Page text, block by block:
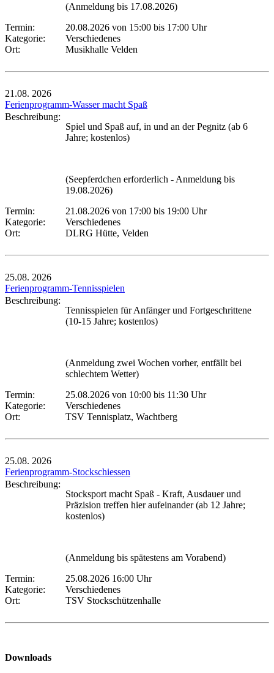
(Anmeldung bis 17.08.2026)
Termin:
20.08.2026 von 15:00 bis 17:00 Uhr
Kategorie:
Verschiedenes
Ort:
Musikhalle Velden
21.08. 2026
Ferienprogramm-Wasser macht Spaß
Beschreibung:
Spiel und Spaß auf, in und an der Pegnitz (ab 6
Jahre; kostenlos)
(Seepferdchen erforderlich - Anmeldung bis
19.08.2026)
Termin:
21.08.2026 von 17:00 bis 19:00 Uhr
Kategorie:
Verschiedenes
Ort:
DLRG Hütte, Velden
25.08. 2026
Ferienprogramm-Tennisspielen
Beschreibung:
Tennisspielen für Anfänger und Fortgeschrittene
(10-15 Jahre; kostenlos)
(Anmeldung zwei Wochen vorher, entfällt bei
schlechtem Wetter)
Termin:
25.08.2026 von 10:00 bis 11:30 Uhr
Kategorie:
Verschiedenes
Ort:
TSV Tennisplatz, Wachtberg
25.08. 2026
Ferienprogramm-Stockschiessen
Beschreibung:
Stocksport macht Spaß - Kraft, Ausdauer und
Präzision treffen hier aufeinander (ab 12 Jahre;
kostenlos)
(Anmeldung bis spätestens am Vorabend)
Termin:
25.08.2026 16:00 Uhr
Kategorie:
Verschiedenes
Ort:
TSV Stockschützenhalle
Downloads